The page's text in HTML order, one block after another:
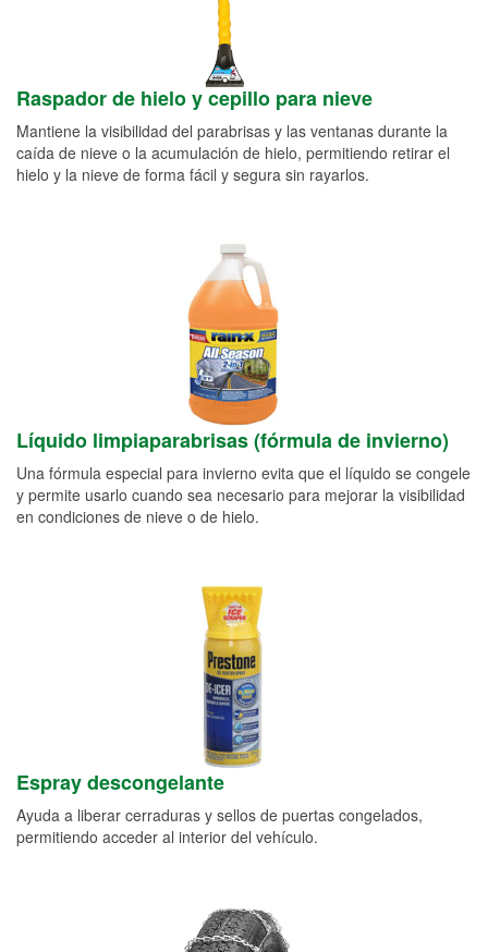
Raspador de hielo y cepillo para nieve
Mantiene la visibilidad del parabrisas y las ventanas durante la
caída de nieve o la acumulación de hielo, permitiendo retirar el
hielo y la nieve de forma fácil y segura sin rayarlos.
Líquido limpiaparabrisas (fórmula de invierno)
Una fórmula especial para invierno evita que el líquido se congele
y permite usarlo cuando sea necesario para mejorar la visibilidad
en condiciones de nieve o de hielo.
Espray descongelante
Ayuda a liberar cerraduras y sellos de puertas congelados,
permitiendo acceder al interior del vehículo.